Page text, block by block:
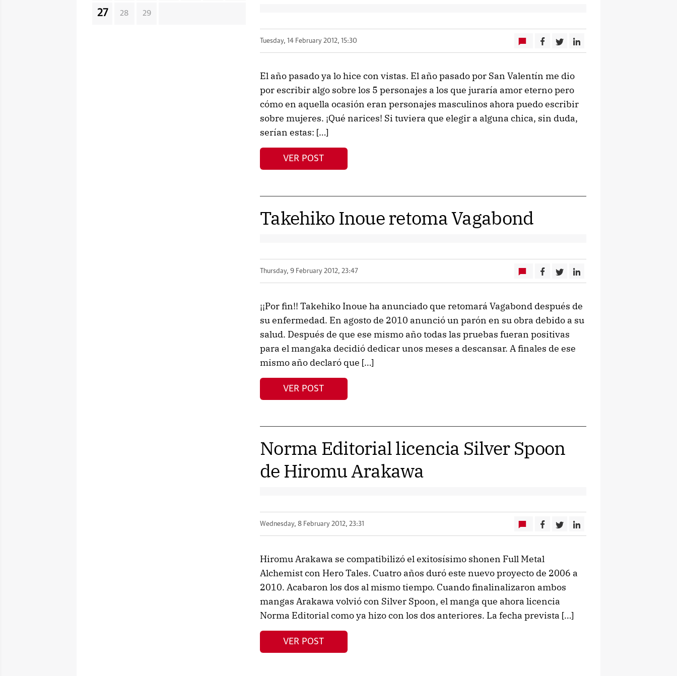
Tuesday, 14 February 2012, 15:30
El año pasado ya lo hice con vistas. El año pasado por San Valentín me dio
por escribir algo sobre los 5 personajes a los que juraría amor eterno pero
cómo en aquella ocasión eran personajes masculinos ahora puedo escribir
sobre mujeres. ¡Qué narices! Si tuviera que elegir a alguna chica, sin duda,
serían estas: […]
VER POST
Takehiko Inoue retoma Vagabond
Thursday, 9 February 2012, 23:47
¡¡Por fin!! Takehiko Inoue ha anunciado que retomará Vagabond después de
su enfermedad. En agosto de 2010 anunció un parón en su obra debido a su
salud. Después de que ese mismo año todas las pruebas fueran positivas
para el mangaka decidió dedicar unos meses a descansar. A finales de ese
mismo año declaró que […]
VER POST
Norma Editorial licencia Silver Spoon
de Hiromu Arakawa
Wednesday, 8 February 2012, 23:31
Hiromu Arakawa se compatibilizó el exitosísimo shonen Full Metal
Alchemist con Hero Tales. Cuatro años duró este nuevo proyecto de 2006 a
2010. Acabaron los dos al mismo tiempo. Cuando finalinalizaron ambos
mangas Arakawa volvió con Silver Spoon, el manga que ahora licencia
Norma Editorial como ya hizo con los dos anteriores. La fecha prevista […]
VER POST
27 28 29